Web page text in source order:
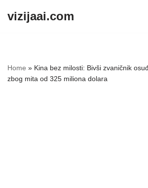
vizijaai.com
Home » Kina bez milosti: Bivši zvaničnik
zbog mita od 325 miliona dolara